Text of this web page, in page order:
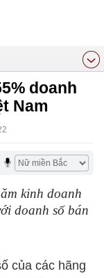
doanh
Nam
kinh doanh
doanh số bán
của các hãng